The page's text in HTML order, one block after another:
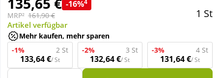
Sport & Fitness
Tierbedarf
-16%
MRP² 161,90 € 1 St
Artikel verfügbar
Mehr kaufen, mehr sparen
-1%
2 St
133,64 €/ St
-2% 3 St
132,64 €/ St
-3% 4 St
131,64 €/ St